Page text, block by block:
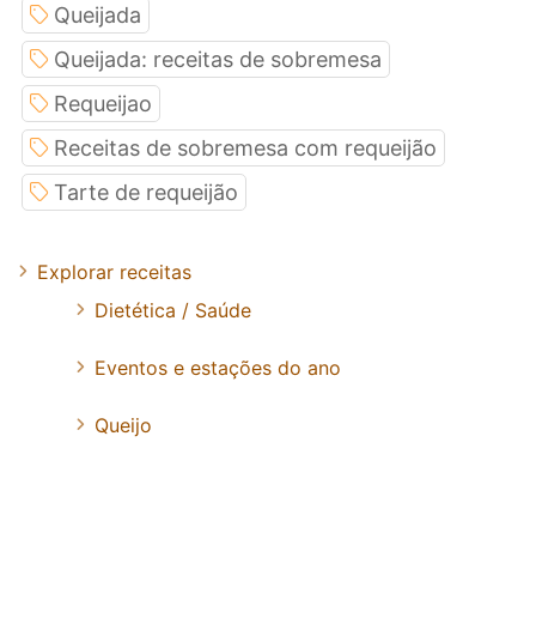
Queijada
Queijada: receitas de sobremesa
Requeijao
Receitas de sobremesa com requeijão
Tarte de requeijão
Explorar receitas
Dietética / Saúde
Eventos e estações do ano
Queijo